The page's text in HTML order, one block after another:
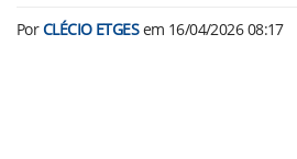
PorCLÉCIO ETGESem 16/04/2026 08:17